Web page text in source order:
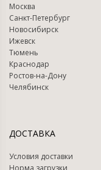
Москва
Санкт-Петербург
Новосибирск
Ижевск
Тюмень
Краснодар
Ростов-на-Дону
Челябинск
ДОСТАВКА
Условия доставки
Норма загрузки